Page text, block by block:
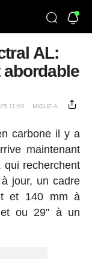
AL:
11:00 MIGUE A.
carbone il y a
maintenant
recherchent
jour, un cadre
et 140 mm à
ou 29" à un